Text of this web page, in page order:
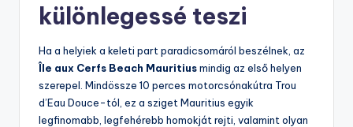
különlegessé teszi
Ha a helyiek a keleti part paradicsomáról beszélnek, az
Île aux Cerfs Beach Mauritiusmindig az első helyen
szerepel. Mindössze 10 perces motorcsónakútra Trou
d’Eau Douce-tól, ez a sziget Mauritius egyik
legfinomabb, legfehérebb homokját rejti, valamint olyan